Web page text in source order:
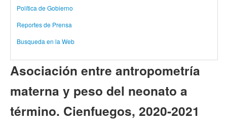
Política de Gobierno
Reportes de Prensa
Busqueda en la Web
Asociación entre antropometría
materna y peso del neonato a
término. Cienfuegos, 2020-2021